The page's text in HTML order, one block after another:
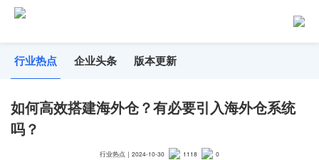
行业热点 企业头条 版本更新
如何高效搭建海外仓？有必要引入海外仓系统
吗？
行业热点 ｜ 2024-10-30 1118 0